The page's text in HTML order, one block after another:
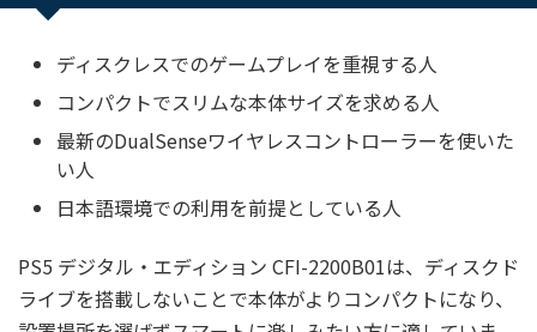
ディスクレスでのゲームプレイを重視する人
コンパクトでスリムな本体サイズを求める人
最新のDualSenseワイヤレスコントローラーを使いた
い人
日本語環境での利用を前提としている人
PS5 デジタル・エディション CFI-2200B01は、ディスクド
ライブを搭載しないことで本体がよりコンパクトになり、